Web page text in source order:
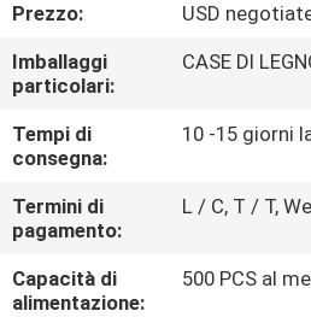
CONTATTICI
NOTIZIE
RICHIEDA
UNA
CITAZIONE
Prezzo:
USD
Imballaggi
particolari:
CASE DI
Tempi di
consegna:
10 -15 giorni
Termini di
pagamento:
L / C, T / T,
Capacità di
alimentazione:
500 PCS al